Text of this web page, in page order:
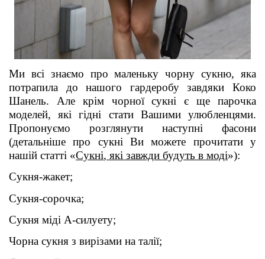
Ми всі знаємо про маленьку чорну сукню, яка
потрапила до нашого гардеробу завдяки Коко
Шанель. Але крім чорної сукні є ще парочка
моделей, які гідні стати Вашими улюбленцями.
Пропонуємо розглянути наступні фасони
(детальніше про сукні Ви можете прочитати у
нашій статті «Сукні, які завжди будуть в моді»):
Сукня-жакет;
Сукня-сорочка;
Сукня міді А-силуету;
Чорна сукня з вирізами на талії;